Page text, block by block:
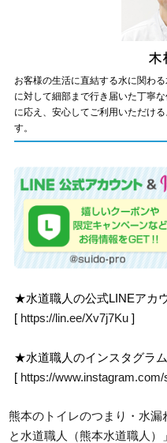
お客様の生活に直結する水に関わ
に対して細部まで行き届いた丁寧
に応え、安心してご利用いただけ
す。
★水道職人の公式LINEアカ
[ https://lin.ee/Xv7j7Ku ]
★水道職人のインスタグラ
[ https://www.instagram.com/
熊本のトイレのつまり・水
と水道職人（熊本水道職人）」